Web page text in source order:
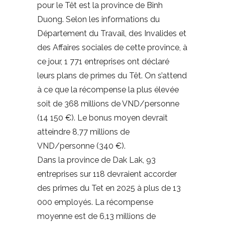
pour le Têt est la province de Binh
Duong. Selon les informations du
Département du Travail, des Invalides et
des Affaires sociales de cette province, à
ce jour, 1 771 entreprises ont déclaré
leurs plans de primes du Têt. On s’attend
à ce que la récompense la plus élevée
soit de 368 millions de VND/personne
(14 150 €). Le bonus moyen devrait
atteindre 8,77 millions de
VND/personne (340 €).
Dans la province de Dak Lak, 93
entreprises sur 118 devraient accorder
des primes du Tet en 2025 à plus de 13
000 employés. La récompense
moyenne est de 6,13 millions de